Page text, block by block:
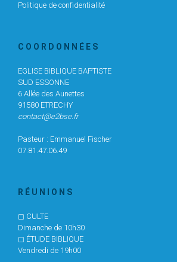
Politique de confidentialité
C O O R D O N N É E S
EGLISE BIBLIQUE BAPTISTE
SUD ESSONNE
6 Allée des Aunettes
91580 ETRECHY
contact@e2bse.fr
Pasteur : Emmanuel Fischer
07.81.47.06.49
R É U N I O N S
◻ CULTE
Dimanche de 10h30
◻ ÉTUDE BIBLIQUE
Vendredi de 19h00